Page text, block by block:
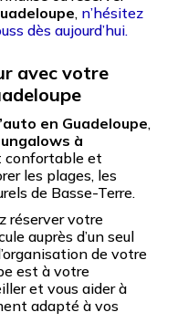
, n’hésitez
dès aujourd’hui.
avec votre
en Guadeloupe,
à
confortable et
les plages, les
de Basse-Terre.
réserver votre
auprès d’un seul
de votre
est à votre
et vous aider à
adapté à vos